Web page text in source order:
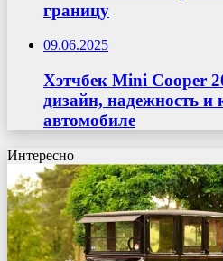
границу
09.06.2025
Хэтчбек Mini Cooper
дизайн, надежность
автомобиле
Интересно